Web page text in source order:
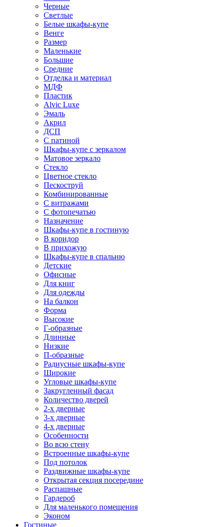
Черные
Светлые
Белые шкафы-купе
Венге
Размер
Маленькие
Большие
Средние
Отделка и материал
МДФ
Пластик
Alvic Luxe
Эмаль
Акрил
ДСП
С патиной
Шкафы-купе с зеркалом
Матовое зеркало
Стекло
Цветное стекло
Пескоструй
Комбинированные
С витражами
С фотопечатью
Назначение
Шкафы-купе в гостиную
В коридор
В прихожую
Шкафы-купе в спальню
Детские
Офисные
Для книг
Для одежды
На балкон
Форма
Высокие
Г-образные
Длинные
Низкие
П-образные
Радиусные шкафы-купе
Широкие
Угловые шкафы-купе
Закругленный фасад
Количество дверей
2-х дверные
3-х дверные
4-х дверные
Особенности
Во всю стену
Встроенные шкафы-купе
Под потолок
Раздвижные шкафы-купе
Открытая секция посередине
Распашные
Гардероб
Для маленького помещения
Эконом
Гостиные